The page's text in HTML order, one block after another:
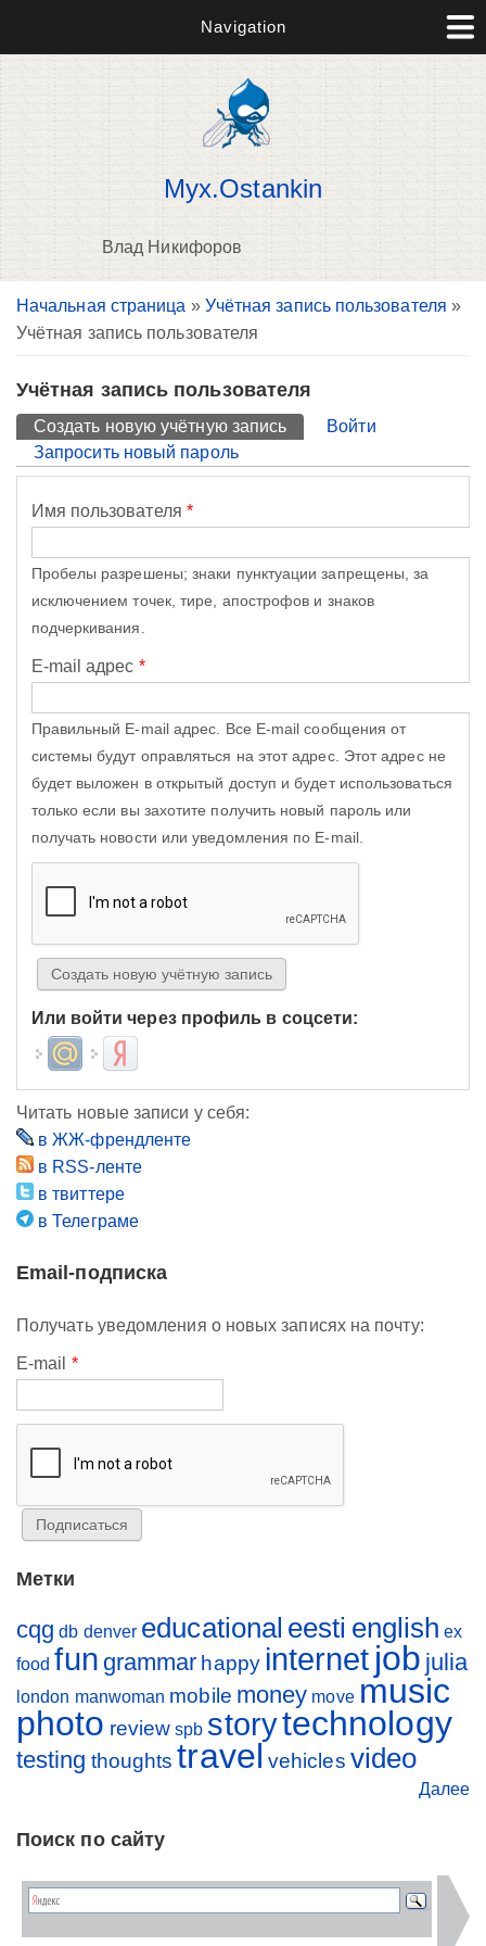
Navigation
Myx.Ostankin
Влад Никифоров
Вы здесь
Начальная страница » Учётная запись пользователя »
Учётная запись пользователя
Учётная запись пользователя
Главные вкладки
Создать новую учётную запись (активная вкладка)
Войти
Запросить новый пароль
Имя пользователя *
Пробелы разрешены; знаки пунктуации запрещены, за
исключением точек, тире, апострофов и знаков
подчеркивания.
E-mail адрес *
Правильный E-mail адрес. Все E-mail сообщения от
системы будут оправляться на этот адрес. Этот адрес не
будет выложен в открытый доступ и будет использоваться
только если вы захотите получить новый пароль или
получать новости или уведомления по E-mail.
Или войти через профиль в соцсети:
Login with Mail.ruLogin with Яндекс
Читать новые записи у себя:
в ЖЖ-френдленте
в RSS-ленте
в твиттере
в Телеграме
Email-подписка
Получать уведомления о новых записях на почту:
E-mail *
Метки
cqg db denver educational eesti english ex
food fun grammar happy internet job julia
london manwoman mobile money move music
photo review spb storytechnology
testing thoughts travel vehicles video
Далее
Поиск по сайту